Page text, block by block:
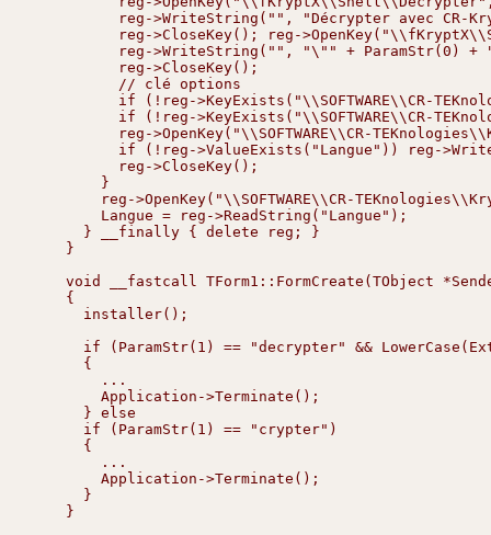
reg->WriteString("", "Décrypter avec CR-
reg->CloseKey(); reg-
reg->WriteString("", "\"" + ParamStr(0) +
          reg->CloseKey();
          // clé options
if (!reg->KeyExists("\\SOFTWARE\\CR-
if (!reg->KeyExists("\\SOFTWARE\\CR-
reg->OpenKey("\\SOFTWARE\\CR-
if (!reg->ValueExists("Langue")) reg-
          reg->CloseKey();
        }
reg->OpenKey("\\SOFTWARE\\CR-
        Langue = reg->ReadString("Langue");
      } __finally { delete reg; }
    }
void __fastcall TForm1::FormCreate(TObject
    {
      installer();
if (ParamStr(1) == "decrypter" &&
      {
        ...
        Application->Terminate();
      } else
      if (ParamStr(1) == "crypter")
      {
        ...
        Application->Terminate();
      }
    }